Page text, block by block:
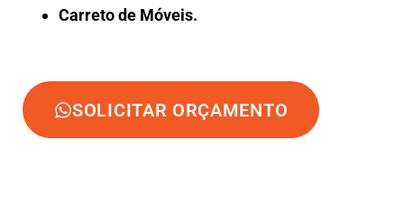
Carreto de Móveis.
SOLICITAR ORÇAMENTO